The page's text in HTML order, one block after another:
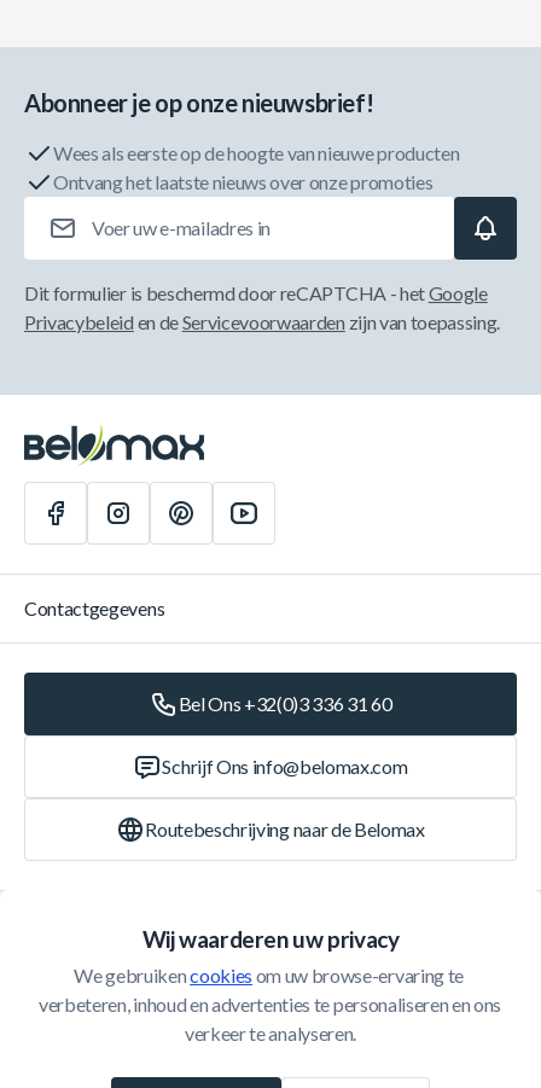
Wij waarderen uw privacy
We gebruiken cookies om uw browse-ervaring te
verbeteren, inhoud en advertenties te personaliseren en ons
verkeer te analyseren.
Abonneer je op onze nieuwsbrief!
Wees als eerste op de hoogte van nieuwe producten
Ontvang het laatste nieuws over onze promoties
Dit formulier is beschermd door reCAPTCHA - hetGoogle
Privacybeleid en deServicevoorwaarden zijn van toepassing.
Klantenservice
Contactgegevens
Bel Ons +32(0)3 336 31 60
Schrijf Ons info@belomax.com
Routebeschrijving naar de Belomax